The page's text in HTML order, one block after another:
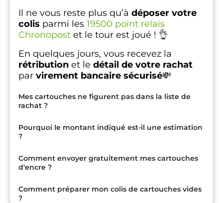
Il ne vous reste plus qu’à déposer votre
colis parmi les 19500 point relais
Chronopost et le tour est joué ! 👌
En quelques jours, vous recevez la
rétribution et le détail de votre rachat
par virement bancaire sécurisé💸
Mes cartouches ne figurent pas dans la liste de
rachat ?
Pourquoi le montant indiqué est-il une estimation
?
Comment envoyer gratuitement mes cartouches
d'encre ?
Comment préparer mon colis de cartouches vides
?